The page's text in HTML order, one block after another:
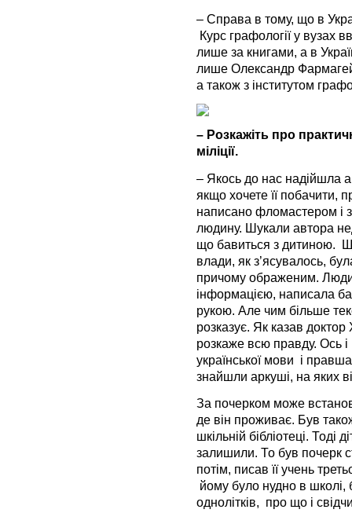
– Справа в тому, що в
Курс графології у вузах
лише за книгами, а в
лише Олександр
а також з інститутом
– Розкажіть про
міліції.
– Якось до нас надійшла
якщо хочете її побачити,
написано фломастером і
людину. Шукали автора
що бавиться з дитиною.
влади, як з’ясувалось,
причому ображеним.
інформацією, написала
рукою. Але чим більше
розказує. Як казав
розкаже всю правду. Ось
української мови і
знайшли аркуші, на яких
За почерком може
де він проживає. Був
шкільній бібліотеці. Тоді
залишили. То був почерк
потім, писав її учень
йому було нудно в школі,
однолітків, про що і